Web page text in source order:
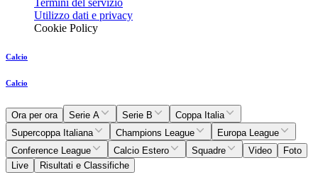
Termini del servizio
Utilizzo dati e privacy
Cookie Policy
Calcio
Calcio
Ora per ora Serie A Serie B
Coppa Italia
Supercoppa Italiana
Champions League
Europa League
Conference League
Calcio Estero Squadre Video
Foto
Live
Risultati e Classifiche